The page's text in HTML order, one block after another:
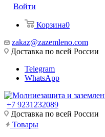
Войти
Корзина0
zakaz@zazemleno.com
Доставка по всей России
Telegram
WhatsApp
+7 9231232089
Доставка по всей России
Товары